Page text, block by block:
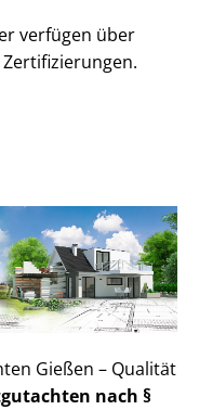
verfügen über
Gießen – Qualität
nach §